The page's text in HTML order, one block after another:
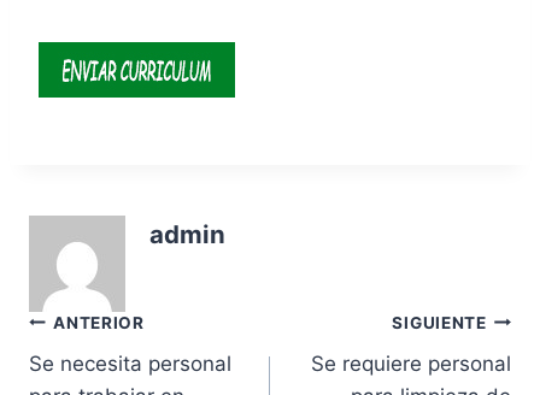
admin
Navegación
de
ANTERIOR
Se necesita personal
SIGUIENTE
Se requiere personal